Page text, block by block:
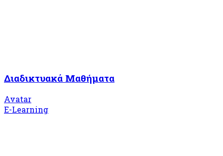
Διαδικτυακά Μαθήματα
Avatar
E-Learning